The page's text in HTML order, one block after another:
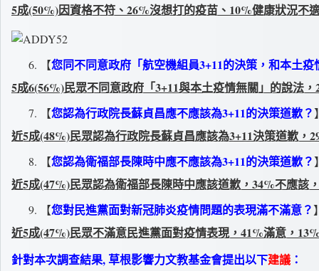
5成(50%)因資格不符、26%沒想打的疫苗、10%健康狀況不
【您同不同意政府「航空機組員3+11的決策，和本土
5成6(56%)民眾不同意政府「3+11與本土疫情無關」的說法
【您認為行政院長蘇貞昌應不應該為3+11的決策道歉？
近5成(48%)民眾認為行政院長蘇貞昌應該為3+11決策道歉，
【您認為衛福部長陳時中應不應該為3+11的決策道歉？
近5成(47%)民眾認為衛福部長陳時中應該道歉，34%不應該
【您對民進黨面對新冠肺炎疫情問題的表現滿不滿意？
近5成(47%)民眾不滿意民進黨面對疫情表現，41%滿意，
針對本次調查結果, 草根影響力文教基金會提出以下建議 ：